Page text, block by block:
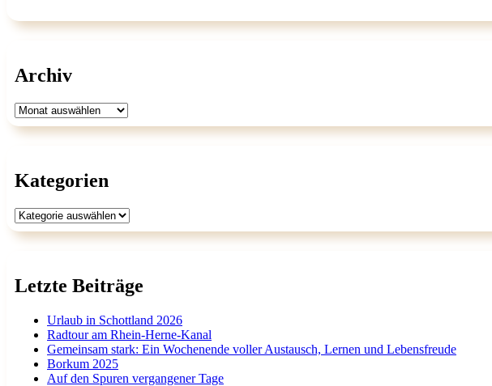
Archiv
Archiv
Kategorien
Kategorien
Letzte Beiträge
Urlaub in Schottland 2026
Radtour am Rhein-Herne-Kanal
Gemeinsam stark: Ein Wochenende voller Austausch, Lernen und Lebensfreude
Borkum 2025
Auf den Spuren vergangener Tage